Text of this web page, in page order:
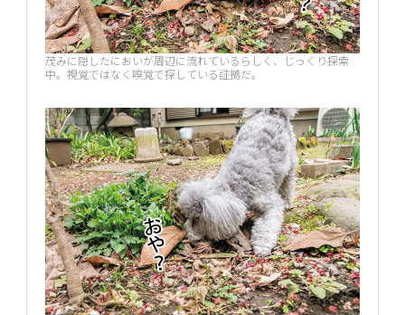
茂みに隠したにおいが周辺に流れているらしく、じっくり探索
中。視覚ではなく嗅覚で探している証拠だ。